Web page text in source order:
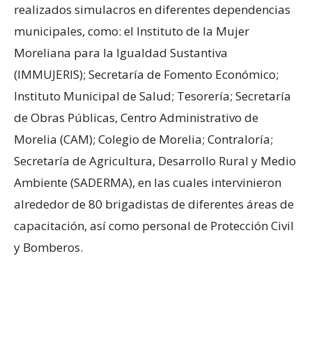
realizados simulacros en diferentes dependencias
municipales, como: el Instituto de la Mujer
Moreliana para la Igualdad Sustantiva
(IMMUJERIS); Secretaría de Fomento Económico;
Instituto Municipal de Salud; Tesorería; Secretaría
de Obras Públicas, Centro Administrativo de
Morelia (CAM); Colegio de Morelia; Contraloría;
Secretaría de Agricultura, Desarrollo Rural y Medio
Ambiente (SADERMA), en las cuales intervinieron
alrededor de 80 brigadistas de diferentes áreas de
capacitación, así como personal de Protección Civil
y Bomberos.